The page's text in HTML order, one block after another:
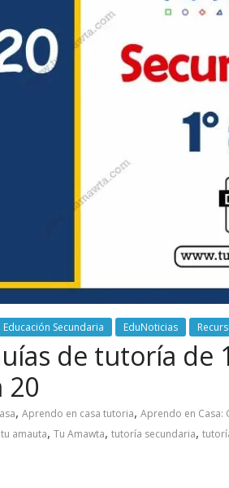
Educación Secundaria EduNoticias
de tutoría de
20
, Aprendo en casa tutoria, Aprendo en Casa:
tu amauta, Tu Amawta, tutoría secundaria,